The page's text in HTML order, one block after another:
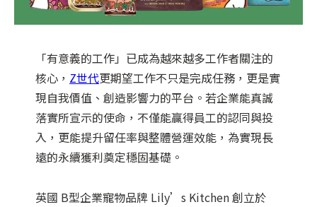
「有意義的工作」已成為越來越多工作者關注的
核心， Z世代更期望工作不只是完成任務，更是實
現自我價值、創造影響力的平台。若企業能真誠
落實所宣示的使命，不僅能贏得員工的認同與投
入，更能提升留任率與整體營運效能，為實現長
遠的永續獲利奠定穩固基礎。
英國 B型企業寵物品牌 Lily’s Kitchen 創立於